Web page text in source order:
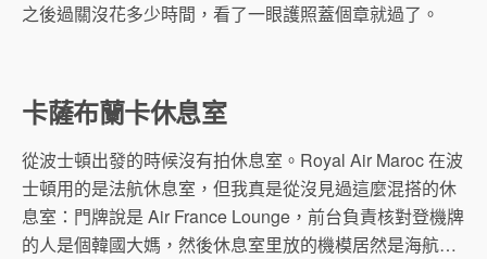
之後過關沒花多少時間，看了一眼護照蓋個章就過了。
卡薩布蘭卡休息室
從波士頓出發的時候沒有拍休息室。Royal Air Maroc 在波
士頓用的是法航休息室，但我真是從沒見過這麼混搭的休
息室：門牌說是 Air France Lounge，前台負責核對登機牌
的人是個韓國大媽，然後休息室里放的機模居然是海航…